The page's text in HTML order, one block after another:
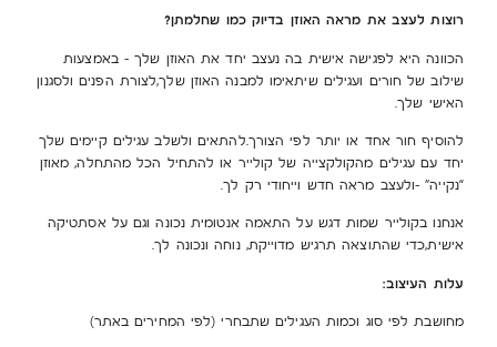
רוצות לעצב את מראה האוזן בדיוק כמו שחלמתן?
הכוונה היא לפגישה אישית בה נעצב יחד את האוזן שלך – באמצעות
שילוב של חורים ועגילים שיתאימו למבנה האוזן שלך,לצורת הפנים ולסגנון
האישי שלך.
להוסיף חור אחד או יותר לפי הצורך.להתאים ולשלב עגילים קיימים שלך
יחד עם עגילים מהקולקצייה של קולייר או להתחיל הכל מהתחלה, מאוזן
“נקייה” -ולעצב מראה חדש וייחודי רק לך.
אנחנו בקולייר שמות דגש על התאמה אנטומית נכונה וגם על אסתטיקה
אישית,כדי שהתוצאה תרגיש מדוייקת, נוחה ונכונה לך.
עלות העיצוב:
מחושבת לפי סוג וכמות העגילים שתבחרי (לפי המחירים באתר)